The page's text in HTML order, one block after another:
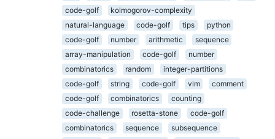
code-golf
kolmogorov-complexity
natural-language
code-golf tips
python
code-golf
number arithmetic
sequence
array-manipulation
code-golf
number
combinatorics
random
integer-partitions
code-golf
string code-golf vim
comment
code-golf
combinatorics
counting
code-challenge
rosetta-stone
code-golf
combinatorics
sequence
subsequence